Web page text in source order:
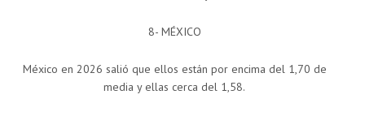
8- MÉXICO
México en 2026 salió que ellos están por encima del 1,70 de
media y ellas cerca del 1,58.